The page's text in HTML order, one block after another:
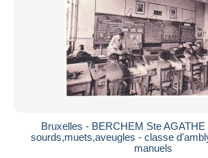
Bruxelles - BERCHEM Ste AGATHE
sourds,muets,aveugles - classe
manuels